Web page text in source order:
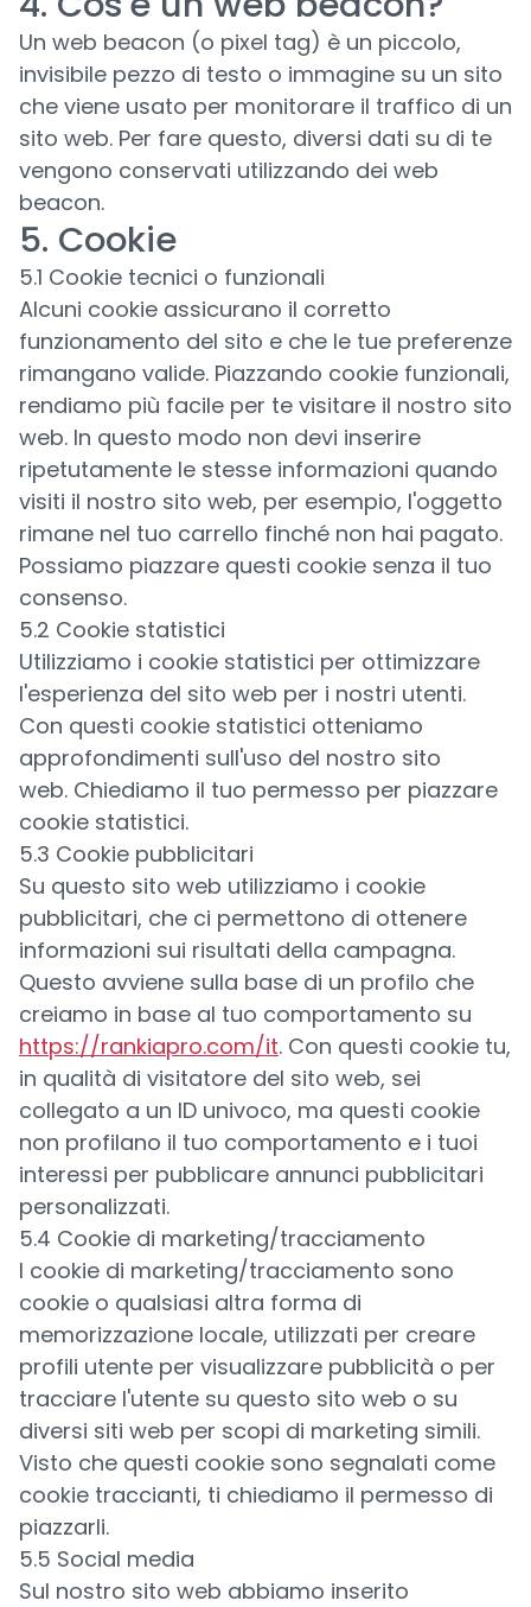
Un web beacon (o pixel tag) è un piccolo,
invisibile pezzo di testo o immagine su un sito
che viene usato per monitorare il traffico di un
sito web. Per fare questo, diversi dati su di te
vengono conservati utilizzando dei web
beacon.
5. Cookie
5.1 Cookie tecnici o funzionali
Alcuni cookie assicurano il corretto
funzionamento del sito e che le tue preferenze
rimangano valide. Piazzando cookie funzionali,
rendiamo più facile per te visitare il nostro sito
web. In questo modo non devi inserire
ripetutamente le stesse informazioni quando
visiti il nostro sito web, per esempio, l'oggetto
rimane nel tuo carrello finché non hai pagato.
Possiamo piazzare questi cookie senza il tuo
consenso.
5.2 Cookie statistici
Utilizziamo i cookie statistici per ottimizzare
l'esperienza del sito web per i nostri utenti.
Con questi cookie statistici otteniamo
approfondimenti sull'uso del nostro sito
web. Chiediamo il tuo permesso per piazzare
cookie statistici.
5.3 Cookie pubblicitari
Su questo sito web utilizziamo i cookie
pubblicitari, che ci permettono di ottenere
informazioni sui risultati della campagna.
Questo avviene sulla base di un profilo che
creiamo in base al tuo comportamento su
https://rankiapro.com/it. Con questi cookie tu,
in qualità di visitatore del sito web, sei
collegato a un ID univoco, ma questi cookie
non profilano il tuo comportamento e i tuoi
interessi per pubblicare annunci pubblicitari
personalizzati.
5.4 Cookie di marketing/tracciamento
I cookie di marketing/tracciamento sono
cookie o qualsiasi altra forma di
memorizzazione locale, utilizzati per creare
profili utente per visualizzare pubblicità o per
tracciare l'utente su questo sito web o su
diversi siti web per scopi di marketing simili.
Visto che questi cookie sono segnalati come
cookie traccianti, ti chiediamo il permesso di
piazzarli.
5.5 Social media
Sul nostro sito web abbiamo inserito